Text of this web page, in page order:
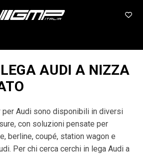
AUDI A NIZZA
per Audi sono disponibili in diversi
con soluzioni pensate per
berline, coupé, station wagon e
Per chi cerca cerchi in lega Audi a